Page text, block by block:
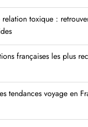
toxique :
françaises les plus
tendances voyage en